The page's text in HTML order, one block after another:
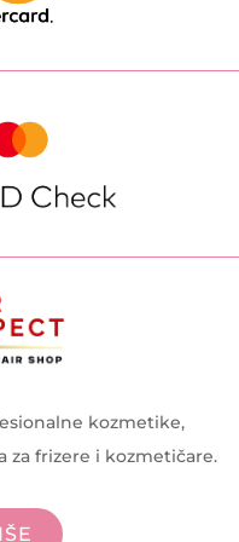
kozmetike,
za frizere i kozmetičare.